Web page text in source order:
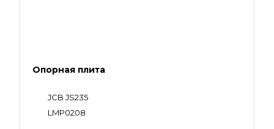
Опорная плита
JCB JS235
LMP0208